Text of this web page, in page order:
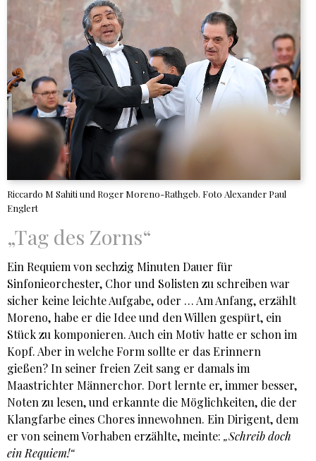
Riccardo M Sahiti und Roger Moreno-Rathgeb. Foto Alexander Paul
Englert
„Tag des Zorns“
Ein Requiem von sechzig Minuten Dauer für
Sinfonieorchester, Chor und Solisten zu schreiben war
sicher keine leichte Aufgabe, oder … Am Anfang, erzählt
Moreno, habe er die Idee und den Willen gespürt, ein
Stück zu komponieren. Auch ein Motiv hatte er schon im
Kopf. Aber in welche Form sollte er das Erinnern
gießen? In seiner freien Zeit sang er damals im
Maastrichter Männerchor. Dort lernte er, immer besser,
Noten zu lesen, und erkannte die Möglichkeiten, die der
Klangfarbe eines Chores innewohnen. Ein Dirigent, dem
er von seinem Vorhaben erzählte, meinte: „Schreib doch
ein Requiem!“